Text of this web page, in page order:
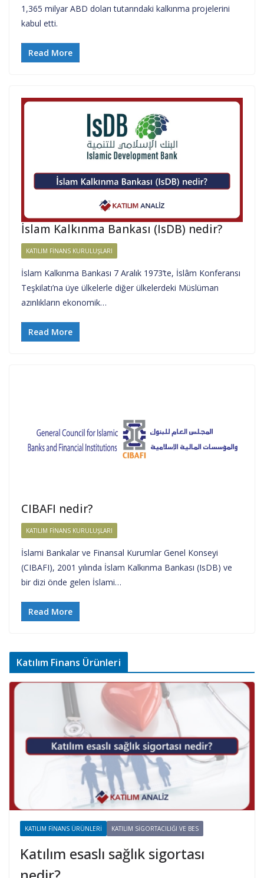
1,365 milyar ABD doları tutarındaki kalkınma projelerini
kabul etti.
Read More
İslam Kalkınma Bankası (IsDB) nedir?
KATILIM FINANS KURULUŞLARI
İslam Kalkınma Bankası 7 Aralık 1973’te, İslâm Konferansı
Teşkilatı’na üye ülkelerle diğer ülkelerdeki Müslüman
azınlıkların ekonomik…
Read More
CIBAFI nedir?
KATILIM FINANS KURULUŞLARI
İslami Bankalar ve Finansal Kurumlar Genel Konseyi
(CIBAFI), 2001 yılında İslam Kalkınma Bankası (IsDB) ve
bir dizi önde gelen İslami…
Read More
Katılım Finans Ürünleri
KATILIM FINANS ÜRÜNLERI KATILIM SIGORTACILIĞI VE BES
Katılım esaslı sağlık sigortası